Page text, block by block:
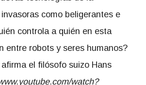
como beligerantes e
controla a quién en esta
entre robots y seres humanos?
el filósofo suizo Hans
watch?